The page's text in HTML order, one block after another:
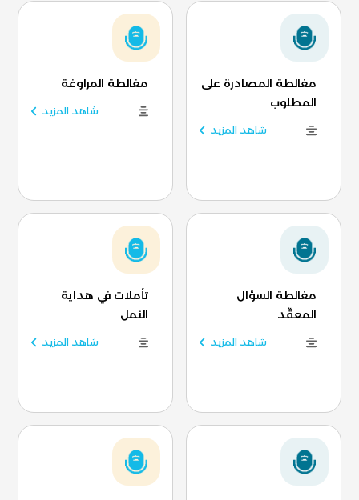
مغالطة المصادرة على
المطلوب
شاهد المزيد
مغالطة المراوغة
شاهد المزيد
مغالطة السؤال
المعقّد
شاهد المزيد
تأملات في هداية
النمل
شاهد المزيد